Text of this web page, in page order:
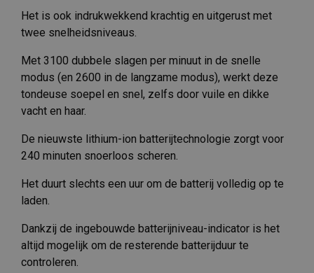
Het is ook indrukwekkend krachtig en uitgerust met
twee snelheidsniveaus.
Met 3100 dubbele slagen per minuut in de snelle
modus (en 2600 in de langzame modus), werkt deze
tondeuse soepel en snel, zelfs door vuile en dikke
vacht en haar.
De nieuwste lithium-ion batterijtechnologie zorgt voor
240 minuten snoerloos scheren.
Het duurt slechts een uur om de batterij volledig op te
laden.
Dankzij de ingebouwde batterijniveau-indicator is het
altijd mogelijk om de resterende batterijduur te
controleren.